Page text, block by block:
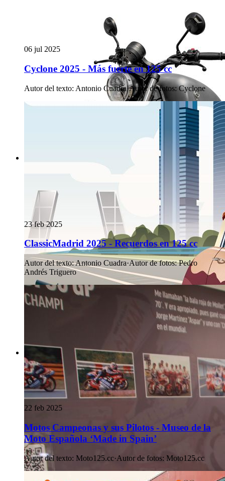
06 jul 2025
Cyclone 2025 - Más fuerte en 125 cc
Autor del texto: Antonio Cuadra·Autor de fotos: Cyclone
23 feb 2025
ClassicMadrid 2025 - Recuerdos en 125 cc
Autor del texto:Antonio Cuadra·Autor de fotos: Pedro
Andrés Triguero
22 feb 2025
Motos Campeonas y sus Pilotos - Museo de la
Moto Española ‘Made in Spain’
Autor del texto: Moto125.cc·Autor de fotos: Moto125.cc